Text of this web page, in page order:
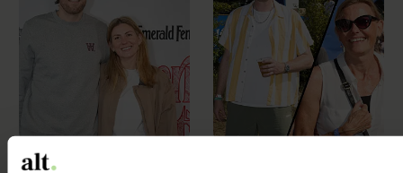
Se billedet: Mette